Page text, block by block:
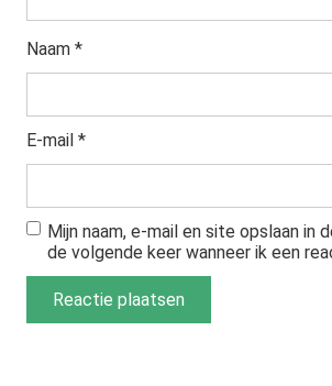
Naam *
E-mail *
Mijn naam, e-mail en site opslaan in
de volgende keer wanneer ik een